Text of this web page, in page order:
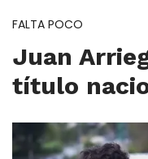
FALTA POCO
Juan
título